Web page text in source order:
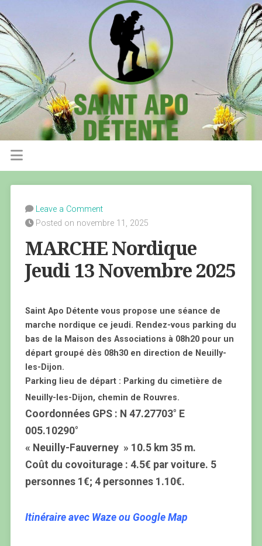
Leave a Comment
Posted on novembre 11, 2025
MARCHE Nordique
Jeudi 13 Novembre 2025
Saint Apo Détente vous propose une séance de
marche nordique ce jeudi. Rendez-vous parking du
bas de la Maison des Associations à 08h20 pour un
départ groupé dès 08h30 en direction de Neuilly-
les-Dijon.
Parking lieu de départ : Parking du cimetière de
Neuilly-les-Dijon, chemin de Rouvres.
Coordonnées GPS : N 47.27703° E
005.10290°
« Neuilly-Fauverney » 10.5 km 35 m.
Coût du covoiturage : 4.5€ par voiture. 5
personnes 1€; 4 personnes 1.10€.
Itinéraire avec Waze ou Google Map